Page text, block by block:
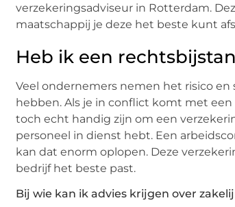
verzekeringsadviseur in Rotterdam.
maatschappij je deze het beste kunt
Heb ik een
Veel ondernemers nemen het risico
hebben. Als je in conflict komt met
toch echt handig zijn om een
personeel in dienst hebt. Een
kan dat enorm oplopen. Deze
bedrijf het beste past.
Bij wie kan ik advies krijgen over